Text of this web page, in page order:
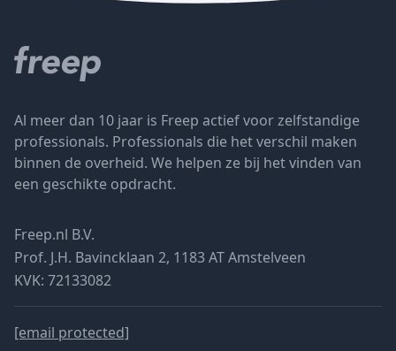
Al meer dan 10 jaar is Freep actief voor zelfstandige
professionals. Professionals die het verschil maken
binnen de overheid. We helpen ze bij het vinden van
een geschikte opdracht.
Freep.nl B.V.
Prof. J.H. Bavincklaan 2, 1183 AT Amstelveen
KVK: 72133082
[email protected]